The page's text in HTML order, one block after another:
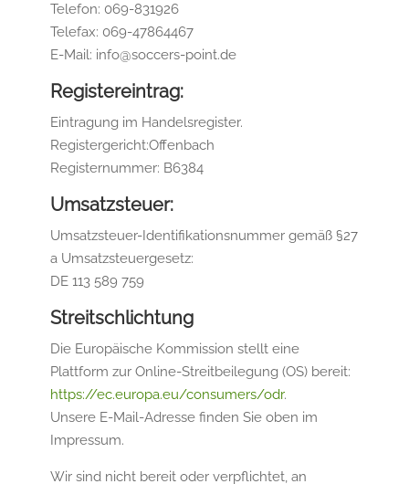
Telefon: 069-831926
Telefax: 069-47864467
E-Mail: info@soccers-point.de
Registereintrag:
Eintragung im Handelsregister.
Registergericht:Offenbach
Registernummer: B6384
Umsatzsteuer:
Umsatzsteuer-Identifikationsnummer gemäß §27
a Umsatzsteuergesetz:
DE 113 589 759
Streitschlichtung
Die Europäische Kommission stellt eine
Plattform zur Online-Streitbeilegung (OS) bereit:
https://ec.europa.eu/consumers/odr.
Unsere E-Mail-Adresse finden Sie oben im
Impressum.
Wir sind nicht bereit oder verpflichtet, an